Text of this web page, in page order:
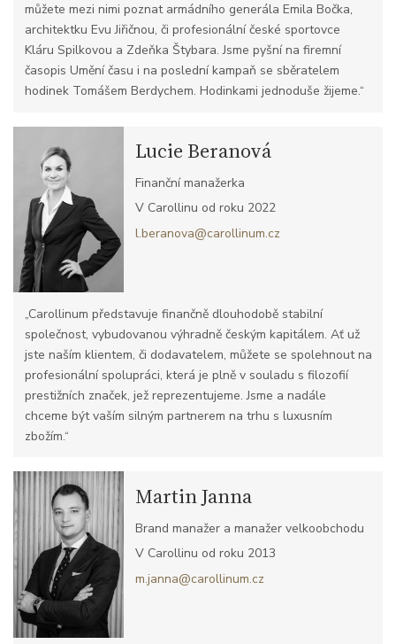
můžete mezi nimi poznat armádního generála Emila Bočka,
architektku Evu Jiřičnou, či profesionální české sportovce
Kláru Spilkovou a Zdeňka Štybara. Jsme pyšní na firemní
časopis Umění času i na poslední kampaň se sběratelem
hodinek Tomášem Berdychem. Hodinkami jednoduše žijeme.“
Lucie Beranová
Finanční manažerka
V Carollinu od roku 2022
l.beranova@carollinum.cz
„Carollinum představuje finančně dlouhodobě stabilní
společnost, vybudovanou výhradně českým kapitálem. Ať už
jste naším klientem, či dodavatelem, můžete se spolehnout na
profesionální spolupráci, která je plně v souladu s filozofií
prestižních značek, jež reprezentujeme. Jsme a nadále
chceme být vaším silným partnerem na trhu s luxusním
zbožím.“
Martin Janna
Brand manažer a manažer velkoobchodu
V Carollinu od roku 2013
m.janna@carollinum.cz